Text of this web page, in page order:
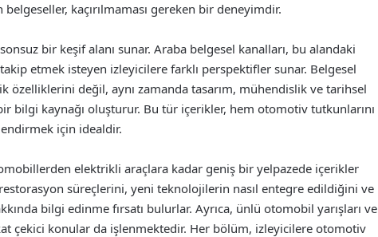
kaçırılmaması gereken bir deneyimdir.
bir keşif alanı sunar. Araba belgesel kanalları, bu alandaki
etmek isteyen izleyicilere farklı perspektifler sunar. Belgesel
özelliklerini değil, aynı zamanda tasarım, mühendislik ve tarihsel
bilgi kaynağı oluşturur. Bu tür içerikler, hem otomotiv tutkunlarını
için idealdir.
elektrikli araçlara kadar geniş bir yelpazede içerikler
süreçlerini, yeni teknolojilerin nasıl entegre edildiğini ve
bilgi edinme fırsatı bulurlar. Ayrıca, ünlü otomobil yarışları ve
çekici konular da işlenmektedir. Her bölüm, izleyicilere otomotiv